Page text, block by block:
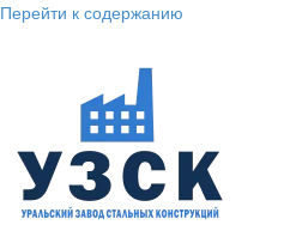
Перейти к содержанию